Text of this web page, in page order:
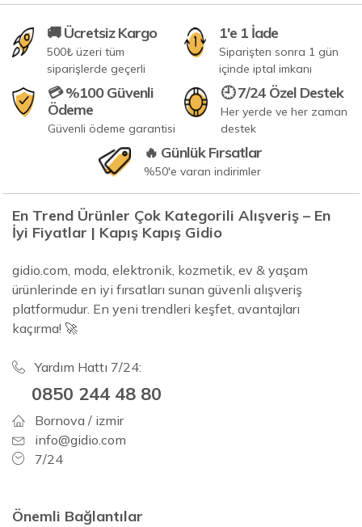
🚚 Ücretsiz Kargo
500₺ üzeri tüm
siparişlerde geçerli
1'e 1 İade
Siparişten sonra 1 gün
içinde iptal imkanı
💳 %100 Güvenli
Ödeme
Güvenli ödeme garantisi
🕘 7/24 Özel Destek
Her yerde ve her zaman
destek
🔥 Günlük Fırsatlar
%50'e varan indirimler
En Trend Ürünler Çok Kategorili Alışveriş – En
İyi Fiyatlar | Kapış Kapış Gidio
gidio.com, moda, elektronik, kozmetik, ev & yaşam
ürünlerinde en iyi fırsatları sunan güvenli alışveriş
platformudur. En yeni trendleri keşfet, avantajları
kaçırma! 🚀
Yardım Hattı 7/24:
0850 244 48 80
Bornova / izmir
info@gidio.com
7/24
Önemli Bağlantılar